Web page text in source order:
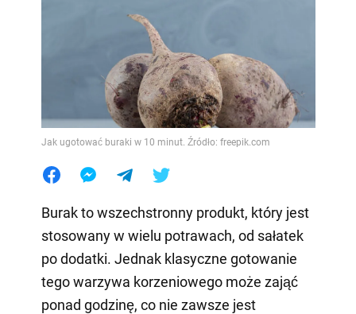
Jak ugotować buraki w 10 minut. Źródło: freepik.com
Burak to wszechstronny produkt, który jest
stosowany w wielu potrawach, od sałatek
po dodatki. Jednak klasyczne gotowanie
tego warzywa korzeniowego może zająć
ponad godzinę, co nie zawsze jest